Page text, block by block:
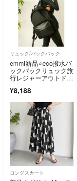
リュック/バックパック
emmi新品⭐️eco撥水バ
ックパックリュック旅
行レジャーアウトドア
¥8,188
ロングスカート